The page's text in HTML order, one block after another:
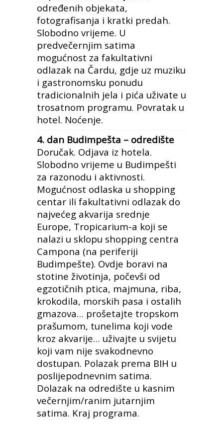
određenih objekata,
fotografisanja i kratki predah.
Slobodno vrijeme. U
predvečernjim satima
mogućnost za fakultativni
odlazak na Čardu, gdje uz muziku
i gastronomsku ponudu
tradicionalnih jela i pića uživate u
trosatnom programu. Povratak u
hotel. Noćenje.
4. dan Budimpešta – odredište
Doručak. Odjava iz hotela.
Slobodno vrijeme u Budimpešti
za razonodu i aktivnosti.
Mogućnost odlaska u shopping
centar ili fakultativni odlazak do
najvećeg akvarija srednje
Europe, Tropicarium-a koji se
nalazi u sklopu shopping centra
Campona (na periferiji
Budimpešte). Ovdje boravi na
stotine životinja, počevši od
egzotičnih ptica, majmuna, riba,
krokodila, morskih pasa i ostalih
gmazova… prošetajte tropskom
prašumom, tunelima koji vode
kroz akvarije… uživajte u svijetu
koji vam nije svakodnevno
dostupan. Polazak prema BIH u
poslijepodnevnim satima.
Dolazak na odredište u kasnim
večernjim/ranim jutarnjim
satima. Kraj programa.